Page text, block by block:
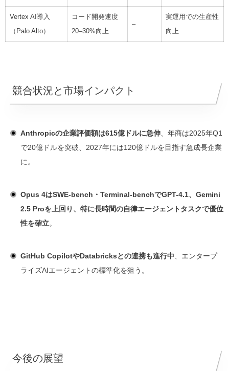
Vertex AI導入
（Palo Alto）
コード開発速度
20–30%向上
–
実運用での生産性
向上
競合状況と市場インパクト
Anthropicの企業評価額は615億ドルに急伸 、年商は2025年Q1
で20億ドルを突破、2027年には120億ドルを目指す急成長企業
に。
Opus 4はSWE-bench・Terminal-benchでGPT-4.1、Gemini
2.5 Proを上回り、特に長時間の自律エージェントタスクで優位
性を確立。
GitHub CopilotやDatabricksとの連携も進行中 、エンタープ
ライズAIエージェントの標準化を狙う。
今後の展望